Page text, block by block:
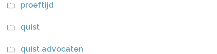
proeftijd
quist
quist advocaten